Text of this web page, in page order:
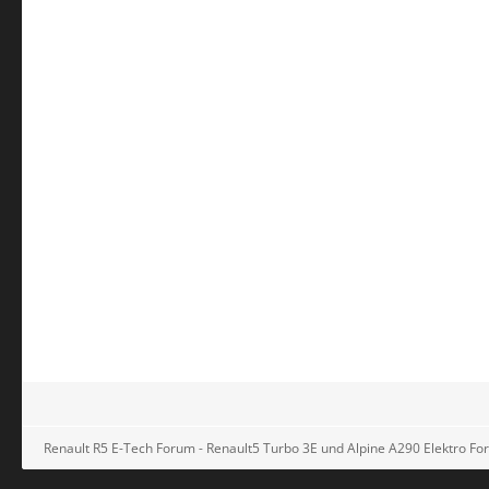
Renault R5 E-Tech Forum - Renault5 Turbo 3E und Alpine A290 Elektro